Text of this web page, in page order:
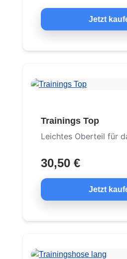
Jetzt
Trainings Top
Leichtes Oberteil für
30,50 €
Jetzt